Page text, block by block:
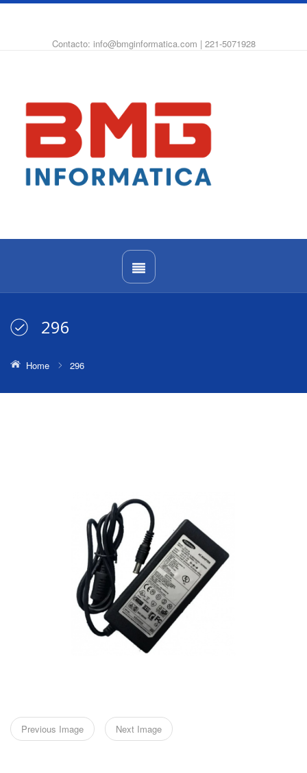
Contacto: info@bmginformatica.com | 221-5071928
296
Home 296
Previous Image Next Image